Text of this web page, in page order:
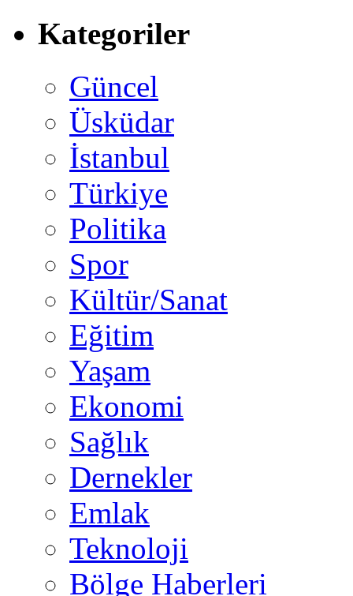
Kategoriler
Güncel
Üsküdar
İstanbul
Türkiye
Politika
Spor
Kültür/Sanat
Eğitim
Yaşam
Ekonomi
Sağlık
Dernekler
Emlak
Teknoloji
Bölge Haberleri